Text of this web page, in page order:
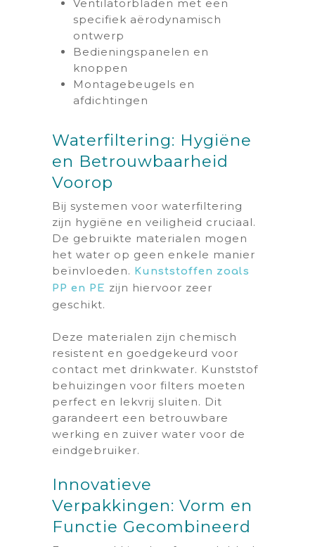
Ventilatorbladen met een
specifiek aërodynamisch
ontwerp
Bedieningspanelen en
knoppen
Montagebeugels en
afdichtingen
Waterfiltering: Hygiëne
en Betrouwbaarheid
Voorop
Bij systemen voor waterfiltering
zijn hygiëne en veiligheid cruciaal.
De gebruikte materialen mogen
het water op geen enkele manier
beïnvloeden. Kunststoffen zoals
PP en PE zijn hiervoor zeer
geschikt.
Deze materialen zijn chemisch
resistent en goedgekeurd voor
contact met drinkwater. Kunststof
behuizingen voor filters moeten
perfect en lekvrij sluiten. Dit
garandeert een betrouwbare
werking en zuiver water voor de
eindgebruiker.
Innovatieve
Verpakkingen: Vorm en
Functie Gecombineerd